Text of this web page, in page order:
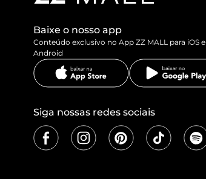
Baixe o nosso app
Conteúdo exclusivo no App ZZ MALL para iOS e
Android
Siga nossas redes sociais